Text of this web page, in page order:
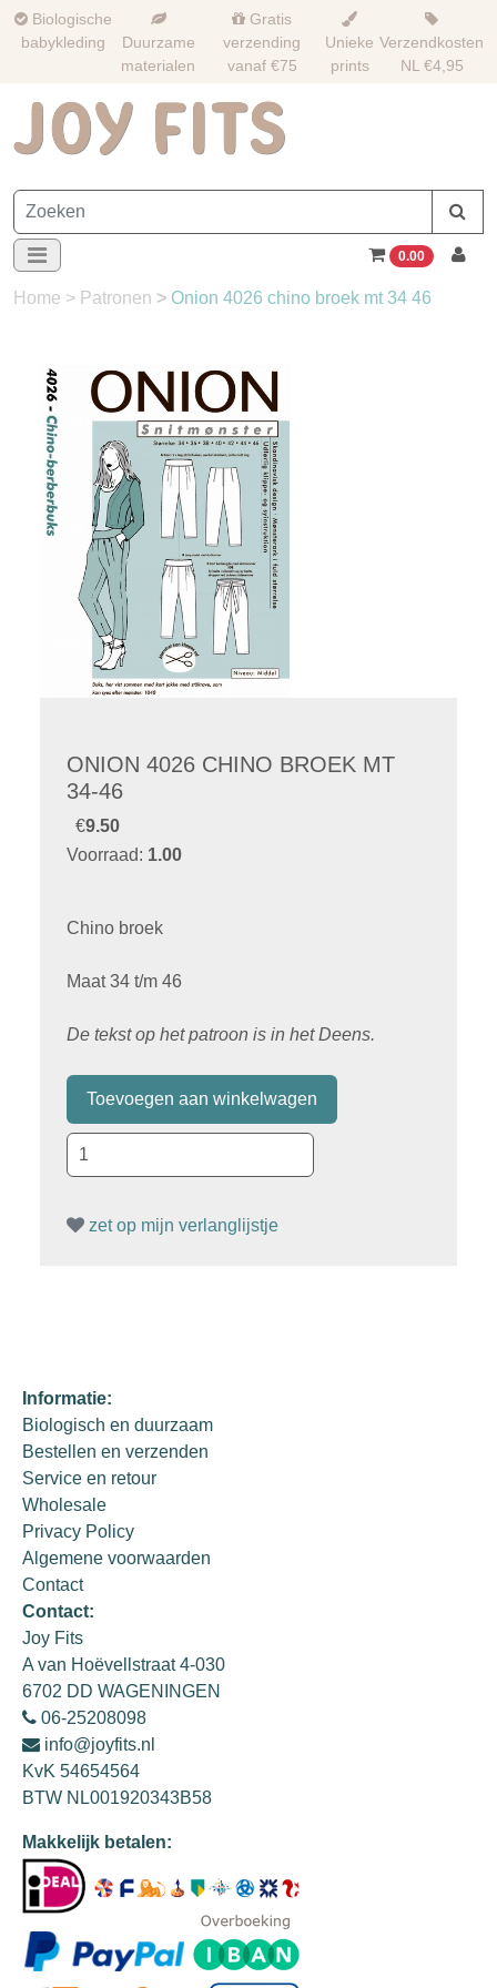
Biologische
babykleding
Duurzame
materialen
Gratis
verzending
vanaf €75
Unieke
prints
Verzendkosten
NL €4,95
0.00
Home > Patronen > Onion 4026 chino broek mt 34 46
ONION 4026 CHINO BROEK MT
34-46
€9.50
Voorraad: 1.00
Chino broek
Maat 34 t/m 46
De tekst op het patroon is in het Deens.
zet op mijn verlanglijstje
Informatie:
Biologisch en duurzaam
Bestellen en verzenden
Service en retour
Wholesale
Privacy Policy
Algemene voorwaarden
Contact
Contact:
Joy Fits
A van Hoëvellstraat 4-030
6702 DD WAGENINGEN
06-25208098
info@joyfits.nl
KvK 54654564
BTW NL001920343B58
Makkelijk betalen: